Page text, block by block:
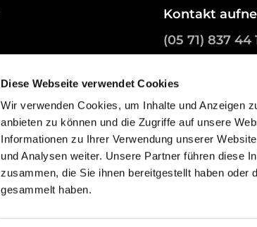
Diese Webseite verwendet Cookies
Wir verwenden Cookies, um Inhalte und Anzeigen
anbieten zu können und die Zugriffe auf unsere
Informationen zu Ihrer Verwendung unserer
und Analysen weiter. Unsere Partner führen diese
zusammen, die Sie ihnen bereitgestellt haben oder
gesammelt haben.
Kontakt
(05 71) 837 44